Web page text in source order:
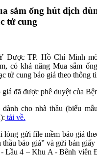
sắm ống hút dịch
tử cung
Dược TP. Hồ Chí Minh
có khả năng Mua sắm
tử cung báo giá theo thông
đã được phê duyệt của
cho nhà thầu (biểu
tải về.
lòng gửi file mềm báo giá
báo giá” và gửi bản
Lầu 4 – Khu A - Bệnh viện